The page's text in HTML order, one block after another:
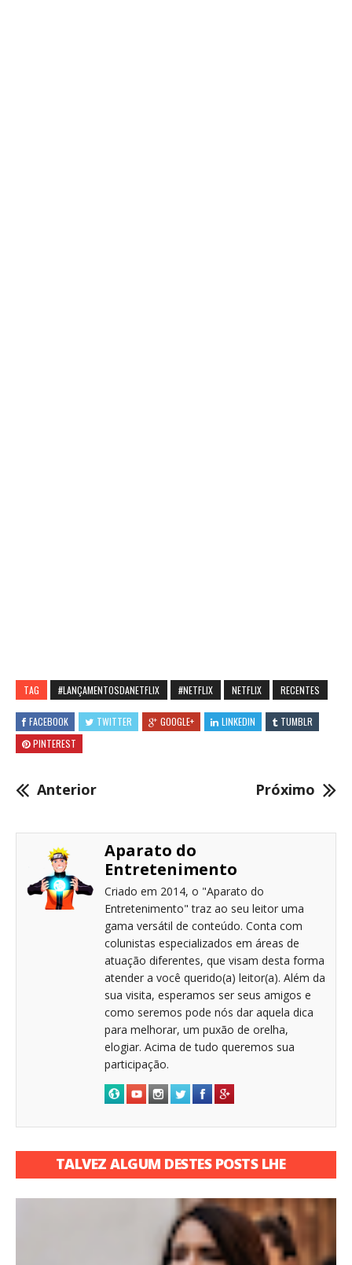
TAG #LANÇAMENTOSDANETFLIX #NETFLIX NETFLIX RECENTES
FACEBOOK TWITTER GOOGLE+ LINKEDIN
TUMBLR
PINTEREST
Anterior Próximo
Aparato do
Entretenimento
Criado em 2014, o "Aparato do
Entretenimento" traz ao seu leitor uma
gama versátil de conteúdo. Conta com
colunistas especializados em áreas de
atuação diferentes, que visam desta forma
atender a você querido(a) leitor(a). Além da
sua visita, esperamos ser seus amigos e
como seremos pode nós dar aquela dica
para melhorar, um puxão de orelha,
elogiar. Acima de tudo queremos sua
participação.
TALVEZ ALGUM DESTES POSTS LHE